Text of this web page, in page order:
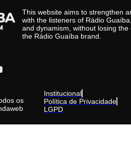
This website aims to strengthen
with the listeners of Rádio
and dynamism, without losing
the Rádio Guaíba brand.
os
Institucional
Política de Privacidade
LGPD